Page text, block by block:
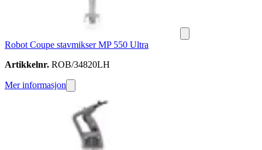
Robot Coupe stavmikser MP 550 Ultra
Artikkelnr. ROB/34820LH
Mer informasjon